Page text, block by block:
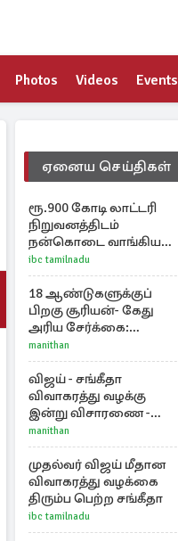
Photos Videos Events
ஏனைய செய்திகள்
ரூ.900 கோடி லாட்டரி
நிறுவனத்திடம்
நன்கொடை வாங்கியது
ஏன்? உதயநிதி - ஆதவ்
விவாதம்
ibc tamilnadu
18 ஆண்டுகளுக்குப்
பிறகு சூரியன்- கேது
அரிய சேர்க்கை:
அதிர்ஷ்டம் பெறும் 3
ராசிகள்!
manithan
விஜய் - சங்கீதா
விவாகரத்து வழக்கு
இன்று விசாரணை -
காணொளி மூலம்
ஆஜராக வாய்ப்பு
manithan
முதல்வர் விஜய் மீதான
விவாகரத்து வழக்கை
திரும்ப பெற்ற சங்கீதா
ibc tamilnadu